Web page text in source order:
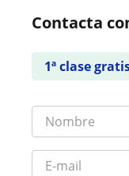
Contacta
1ª clase